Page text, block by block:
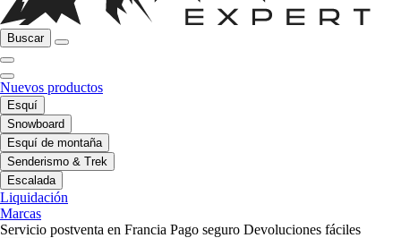
Buscar
Nuevos productos
Esquí
Snowboard
Esquí de montaña
Senderismo & Trek
Escalada
Liquidación
Marcas
Servicio postventa en Francia Pago seguro Devoluciones fáciles